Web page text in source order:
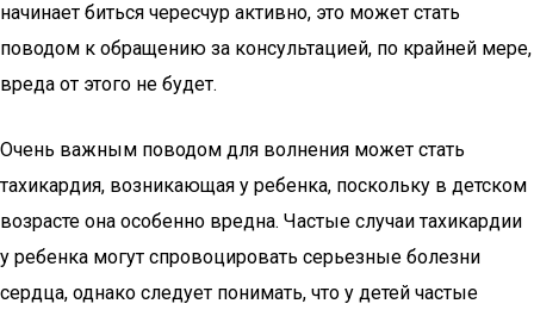
начинает биться чересчур активно, это может стать
поводом к обращению за консультацией, по крайней мере,
вреда от этого не будет.
Очень важным поводом для волнения может стать
тахикардия, возникающая у ребенка, поскольку в детском
возрасте она особенно вредна. Частые случаи тахикардии
у ребенка могут спровоцировать серьезные болезни
сердца, однако следует понимать, что у детей частые